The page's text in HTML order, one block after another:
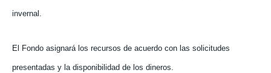
invernal.
El Fondo asignará los recursos de acuerdo con las solicitudes
presentadas y la disponibilidad de los dineros.